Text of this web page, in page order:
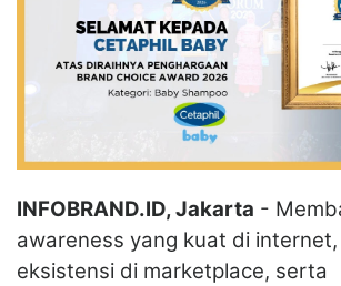
INFOBRAND.ID, Jakarta -
awareness yang kuat di internet,
eksistensi di marketplace, serta